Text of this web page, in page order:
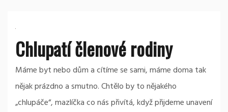
Chlupatí členové rodiny
Máme byt nebo dům a cítíme se sami, máme doma tak
nějak prázdno a smutno. Chtělo by to nějakého
„chlupáče“, mazlíčka co nás přivítá, když přijdeme unavení